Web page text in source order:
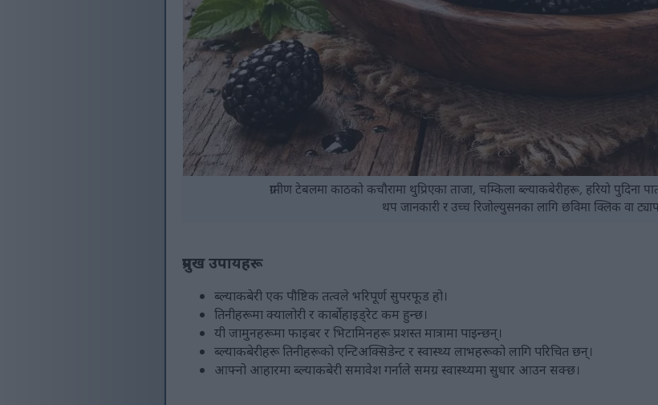
ग्रामीण टेबलमा काठको कचौरामा थुप्रिएका ताजा, चम्किला ब्ल्याकबेरीहरू, हरियो पुदिना
थप जानकारी र उच्च रिजोल्युसनका लागि छविमा क्लिक वा ट्याप
प्रमुख उपायहरू
ब्ल्याकबेरी एक पौष्टिक तत्वले भरिपूर्ण सुपरफूड हो।
तिनीहरूमा क्यालोरी र कार्बोहाइड्रेट कम हुन्छ।
यी जामुनहरूमा फाइबर र भिटामिनहरू प्रशस्त मात्रामा पाइन्छन्।
ब्ल्याकबेरीहरू तिनीहरूको एन्टिअक्सिडेन्ट र स्वास्थ्य लाभहरूको लागि परिचित छन्।
आफ्नो आहारमा ब्ल्याकबेरी समावेश गर्नाले समग्र स्वास्थ्यमा सुधार आउन सक्छ।